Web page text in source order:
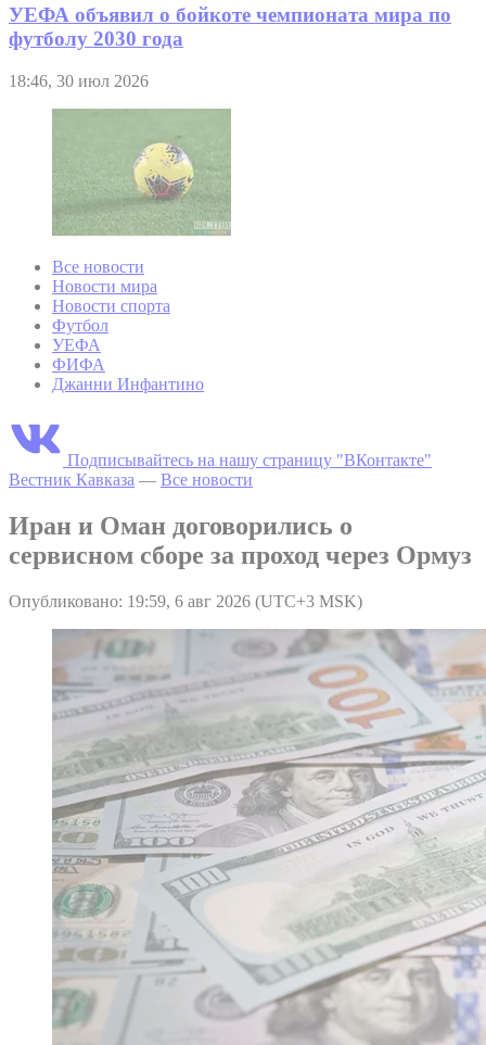
УЕФА объявил о бойкоте чемпионата мира по
футболу 2030 года
18:46, 30 июл 2026
Все новости
Новости мира
Новости спорта
Футбол
УЕФА
ФИФА
Джанни Инфантино
Подписывайтесь на нашу страницу "ВКонтакте"
Вестник Кавказа — Все новости
Иран и Оман договорились о
сервисном сборе за проход через Ормуз
Опубликовано: 19:59, 6 авг 2026 (UTC+3 MSK)